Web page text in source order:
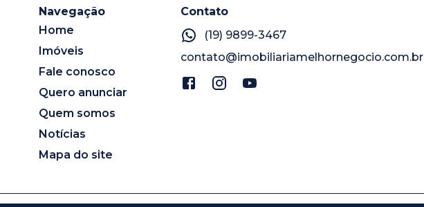
Navegação
Home
Imóveis
Fale conosco
Quero anunciar
Quem somos
Notícias
Mapa do site
Contato
(19) 9899-3467
contato@imobiliariamelhornegocio.com.br